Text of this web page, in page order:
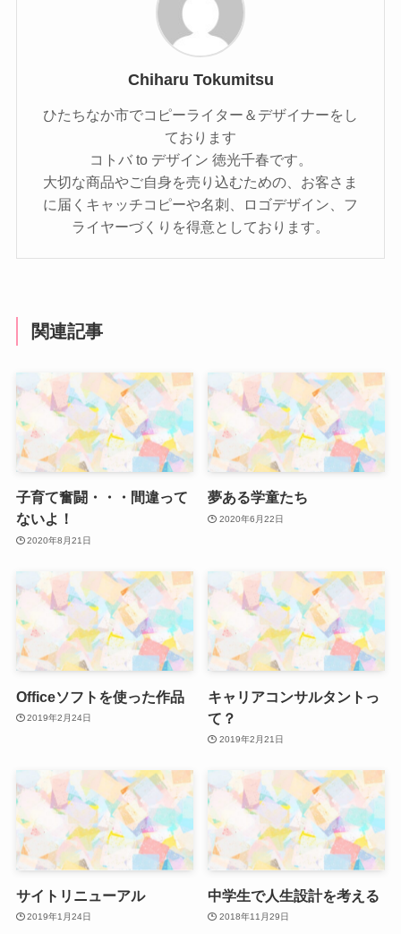
Chiharu Tokumitsu
ひたちなか市でコピーライター＆デザイナーをし
ております
コトバ to デザイン 徳光千春です。
大切な商品やご自身を売り込むための、お客さま
に届くキャッチコピーや名刺、ロゴデザイン、フ
ライヤーづくりを得意としております。
関連記事
子育て奮闘・・・間違って
ないよ！
2020年8月21日
夢ある学童たち
2020年6月22日
Officeソフトを使った作品
2019年2月24日
キャリアコンサルタントっ
て？
2019年2月21日
サイトリニューアル
2019年1月24日
中学生で人生設計を考える
2018年11月29日